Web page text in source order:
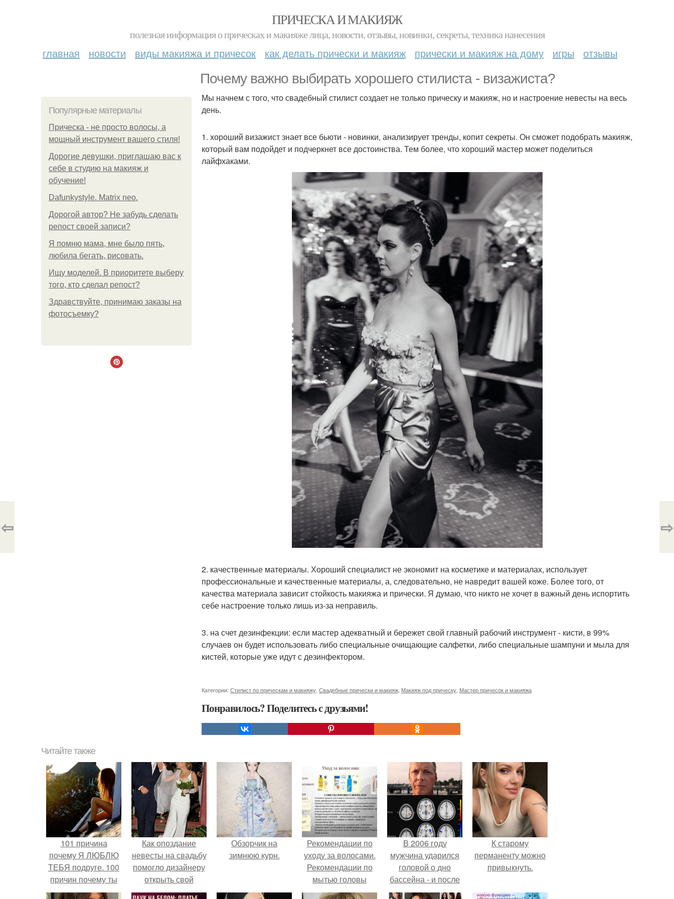
ПРИЧЕСКА И МАКИЯЖ
полезная информация о прическах и макияже лица, новости, отзывы, новинки, секреты, техника нанесения
главная новости виды макияжа и причесок как делать прически и макияж прически и макияж на дому игры отзывы
Почему важно выбирать хорошего стилиста - визажиста?
Популярные материалы
Прическа - не просто волосы, а
мощный инструмент вашего стиля!
Дорогие девушки, приглашаю вас к
себе в студию на макияж и
обучение!
Dafunkystyle. Matrix neo.
Дорогой автор? Не забудь сделать
репост своей записи?
Я помню мама, мне было пять,
любила бегать, рисовать.
Ищу моделей. В приоритете выберу
того, кто сделал репост?
Здравствуйте, принимаю заказы на
фотосъемку?
Мы начнем с того, что свадебный стилист создает не только прическу и макияж, но и настроение невесты на весь
день.
1. хороший визажист знает все бьюти - новинки, анализирует тренды, копит секреты. Он сможет подобрать макияж,
который вам подойдет и подчеркнет все достоинства. Тем более, что хороший мастер может поделиться
лайфхаками.
2. качественные материалы. Хороший специалист не экономит на косметике и материалах, использует
профессиональные и качественные материалы, а, следовательно, не навредит вашей коже. Более того, от
качества материала зависит стойкость макияжа и прически. Я думаю, что никто не хочет в важный день испортить
себе настроение только лишь из-за неправиль.
3. на счет дезинфекции: если мастер адекватный и бережет свой главный рабочий инструмент - кисти, в 99%
случаев он будет использовать либо специальные очищающие салфетки, либо специальные шампуни и мыла для
кистей, которые уже идут с дезинфектором.
Категории: Стилист по прическам и макияжу Свадебные прически и макияж Макияж под прическу Мастер причесок и макияжа
Понравилось? Поделитесь с друзьями!
⇦ ⇨
Читайте также
101 причина
почему Я ЛЮБЛЮ
ТЕБЯ подруге. 100
причин почему ты
моя лучшая
Как опоздание
невесты на свадьбу
помогло дизайнеру
открыть свой
бренд.
Обзорчик на
зимнюю курн.
Рекомендации по
уходу за волосами.
Рекомендации по
мытью головы
В 2006 году
мужчина ударился
головой о дно
бассейна - и после
этого его жизнь
К старому
перманенту можно
привыкнуть.